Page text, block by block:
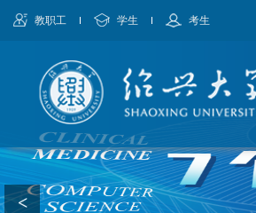
教职工 学生 考生
<